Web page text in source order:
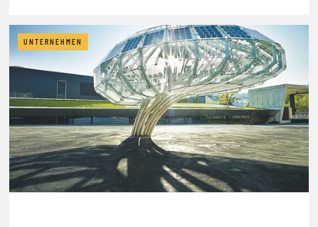
UNTERNEHMEN